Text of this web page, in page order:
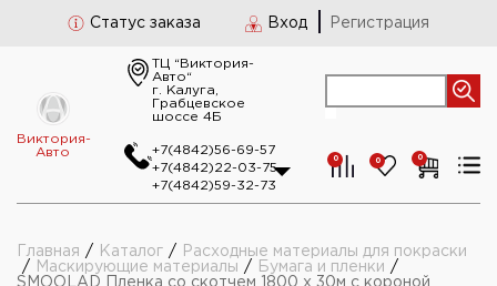
Статус заказа Вход Регистрация
Виктория-
Авто
ТЦ “Виктория-
Авто“
г. Калуга,
Грабцевское
шоссе 4Б
+7(4842)56-69-57
+7(4842)22-03-75
+7(4842)59-32-73
0 0 0
Главная / Каталог /
Расходные материалы для покраски
/
Маскирующие материалы / Бумага и пленки /
SMOOLAD Пленка со скотчем 1800 х 30м с короной